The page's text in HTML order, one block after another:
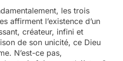
les trois
affirment l’existence d’un
créateur, infini et
de son unicité, ce Dieu
N’est-ce pas,